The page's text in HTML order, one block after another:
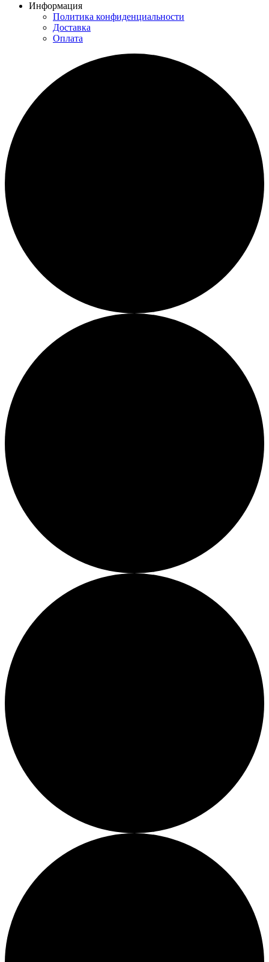
Информация
Политика конфиденциальности
Доставка
Оплата